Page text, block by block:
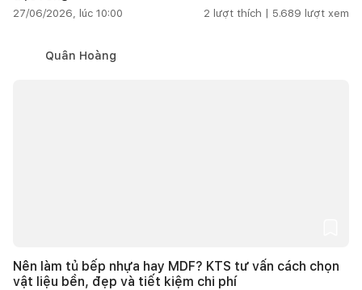
27/06/2026, lúc 10:00 2 lượt thích | 5.689 lượt xem
Quân Hoàng
Nên làm tủ bếp nhựa hay MDF? KTS tư vấn cách chọn
vật liệu bền, đẹp và tiết kiệm chi phí